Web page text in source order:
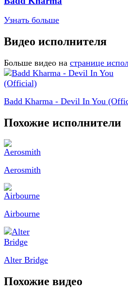
Узнать больше
Видео исполнителя
Больше видео на странице
Badd Kharma - Devil In You
Похожие исполнители
Aerosmith
Airbourne
Alter Bridge
Похожие видео